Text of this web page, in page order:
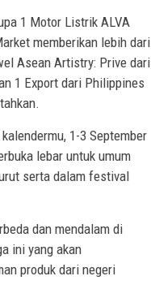
1 Motor Listrik ALVA
memberikan lebih dari
Asean Artistry: Prive dari
1 Export dari Philippines
1-3 September
lebar untuk umum
serta dalam festival
dan mendalam di
ini yang akan
produk dari negeri